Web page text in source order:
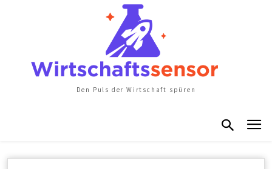
Den Puls der Wirtschaft spüren